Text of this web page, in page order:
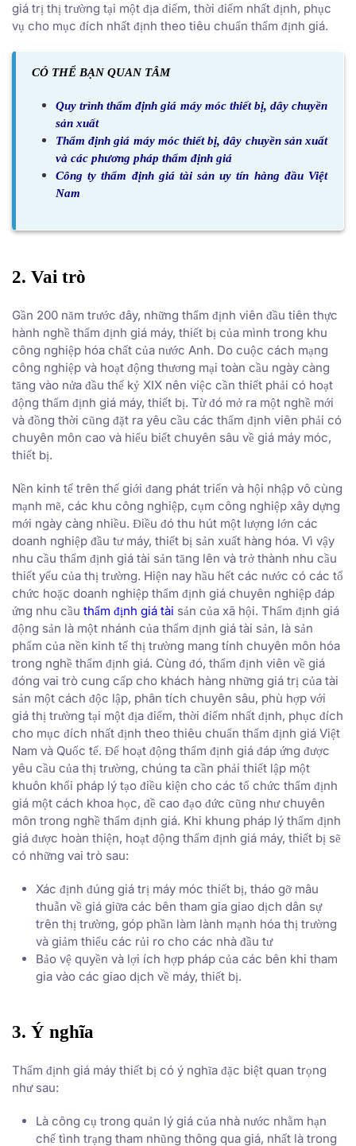
giá trị thị trường tại một địa điểm, thời điểm nhất định, phục
vụ cho mục đích nhất định theo tiêu chuẩn thẩm định giá.
CÓ THỂ BẠN QUAN TÂM
Quy trình thẩm định giá máy móc thiết bị, dây chuyền
sản xuất
Thẩm định giá máy móc thiết bị, dây chuyền sản xuất
và các phương pháp thẩm định giá
Công ty thẩm định giá tài sản uy tín hàng đầu Việt
Nam
2. Vai trò
Gần 200 năm trước đây, những thẩm định viên đầu tiên thực
hành nghề thẩm định giá máy, thiết bị của mình trong khu
công nghiệp hóa chất của nước Anh. Do cuộc cách mạng
công nghiệp và hoạt động thương mại toàn cầu ngày càng
tăng vào nửa đầu thế kỷ XIX nên việc cần thiết phải có hoạt
động thẩm định giá máy, thiết bị. Từ đó mở ra một nghề mới
và đồng thời cũng đặt ra yêu cầu các thẩm định viên phải có
chuyên môn cao và hiểu biết chuyên sâu về giá máy móc,
thiết bị.
Nền kinh tế trên thế giới đang phát triển và hội nhập vô cùng
mạnh mẽ, các khu công nghiệp, cụm công nghiệp xây dựng
mới ngày càng nhiều. Điều đó thu hút một lượng lớn các
doanh nghiệp đầu tư máy, thiết bị sản xuất hàng hóa. Vì vậy
nhu cầu thẩm định giá tài sản tăng lên và trở thành nhu cầu
thiết yếu của thị trường. Hiện nay hầu hết các nước có các tổ
chức hoặc doanh nghiệp thẩm định giá chuyên nghiệp đáp
ứng nhu cầu thẩm định giá tài sản của xã hội. Thẩm định giá
động sản là một nhánh của thẩm định giá tài sản, là sản
phẩm của nền kinh tế thị trường mang tính chuyên môn hóa
trong nghề thẩm định giá. Cùng đó, thẩm định viên về giá
đóng vai trò cung cấp cho khách hàng những giá trị của tài
sản một cách độc lập, phân tích chuyên sâu, phù hợp với
giá thị trường tại một địa điểm, thời điểm nhất định, phục đích
cho mục đích nhất định theo thiêu chuẩn thẩm định giá Việt
Nam và Quốc tế. Để hoạt động thẩm định giá đáp ứng được
yêu cầu của thị trường, chúng ta cần phải thiết lập một
khuôn khổi pháp lý tạo điều kiện cho các tổ chức thẩm định
giá một cách khoa học, đề cao đạo đức cũng như chuyên
môn trong nghề thẩm định giá. Khi khung pháp lý thẩm định
giá được hoàn thiện, hoạt động thẩm định giá máy, thiết bị sẽ
có những vai trò sau:
Xác định đúng giá trị máy móc thiết bị, tháo gỡ mâu
thuẫn về giá giữa các bên tham gia giao dịch dân sự
trên thị trường, góp phần làm lành mạnh hóa thị trường
và giảm thiểu các rủi ro cho các nhà đầu tư
Bảo vệ quyền và lợi ích hợp pháp của các bên khi tham
gia vào các giao dịch về máy, thiết bị.
3. Ý nghĩa
Thẩm định giá máy thiết bị có ý nghĩa đặc biệt quan trọng
như sau:
Là công cụ trong quản lý giá của nhà nước nhằm hạn
chế tình trạng tham nhũng thông qua giá, nhất là trong